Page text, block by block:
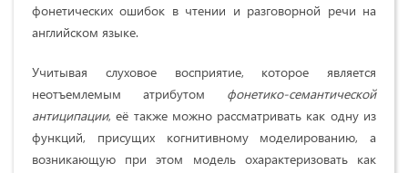
фонетических ошибок в чтении и разговорной речи на
английском языке.
Учитывая слуховое восприятие, которое является
неотъемлемым атрибутом фонетико-семантической
антиципации, её также можно рассматривать как одну из
функций, присущих когнитивному моделированию, а
возникающую при этом модель охарактеризовать как